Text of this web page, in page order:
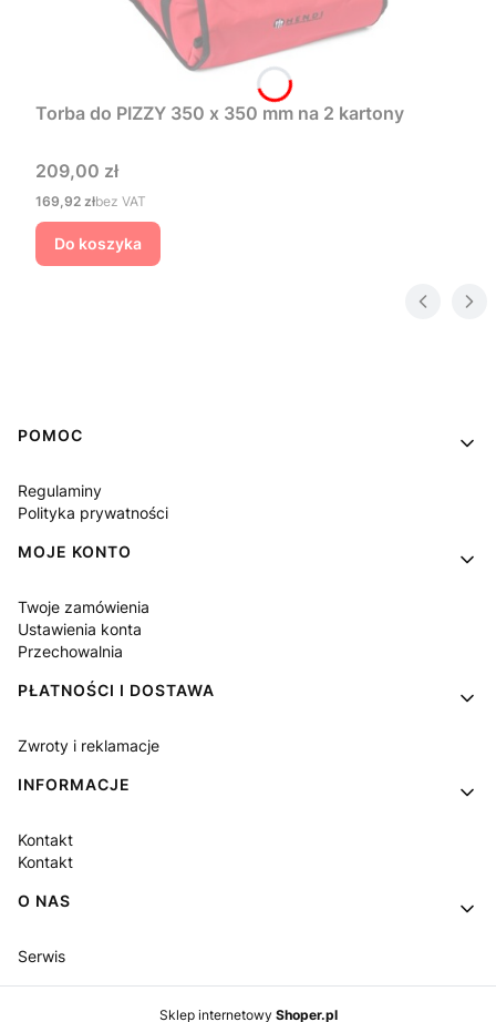
Torba do PIZZY 350 x 350 mm na 2 kartony
Cena
209,00 zł
Cena
169,92 złbez VAT
Do koszyka
Linki w stopce
POMOC
Regulaminy
Polityka prywatności
MOJE KONTO
Twoje zamówienia
Ustawienia konta
Przechowalnia
PŁATNOŚCI I DOSTAWA
Zwroty i reklamacje
INFORMACJE
Kontakt
Kontakt
O NAS
Serwis
Sklep internetowy Shoper.pl